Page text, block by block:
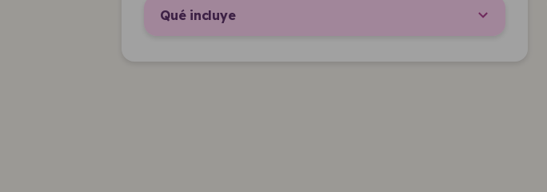
Qué incluye